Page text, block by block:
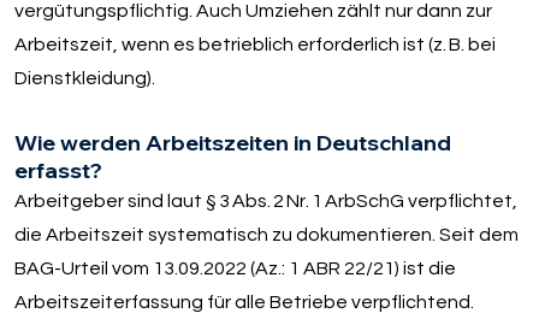
vergütungspflichtig. Auch Umziehen zählt nur dann zur
Arbeitszeit, wenn es betrieblich erforderlich ist (z. B. bei
Dienstkleidung).
Wie werden Arbeitszeiten in Deutschland
erfasst?
Arbeitgeber sind laut § 3 Abs. 2 Nr. 1 ArbSchG verpflichtet,
die Arbeitszeit systematisch zu dokumentieren. Seit dem
BAG-Urteil vom 13.09.2022 (Az.: 1 ABR 22/21) ist die
Arbeitszeiterfassung für alle Betriebe verpflichtend.